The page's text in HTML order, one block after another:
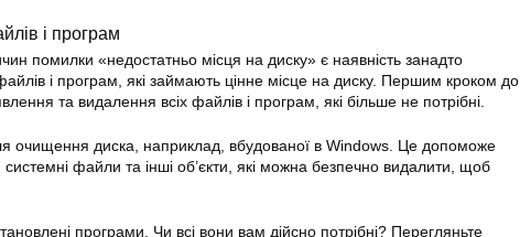
і програм
помилки «недостатньо місця на диску» є наявність занадто
файлів і програм, які займають цінне місце на диску. Першим кроком до
та видалення всіх файлів і програм, які більше не потрібні.
очищення диска, наприклад, вбудованої в Windows. Це допоможе
файли та інші об’єкти, які можна безпечно видалити, щоб
програми. Чи всі вони вам дійсно потрібні? Перегляньте